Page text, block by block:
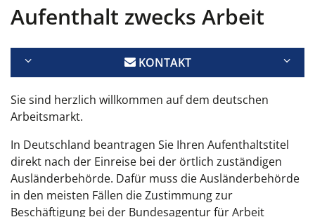
Aufenthalt zwecks Arbeit
KONTAKT
Sie sind herzlich willkommen auf dem deutschen
Arbeitsmarkt.
In Deutschland beantragen Sie Ihren Aufenthaltstitel
direkt nach der Einreise bei der örtlich zuständigen
Ausländerbehörde. Dafür muss die Ausländerbehörde
in den meisten Fällen die Zustimmung zur
Beschäftigung bei der Bundesagentur für Arbeit